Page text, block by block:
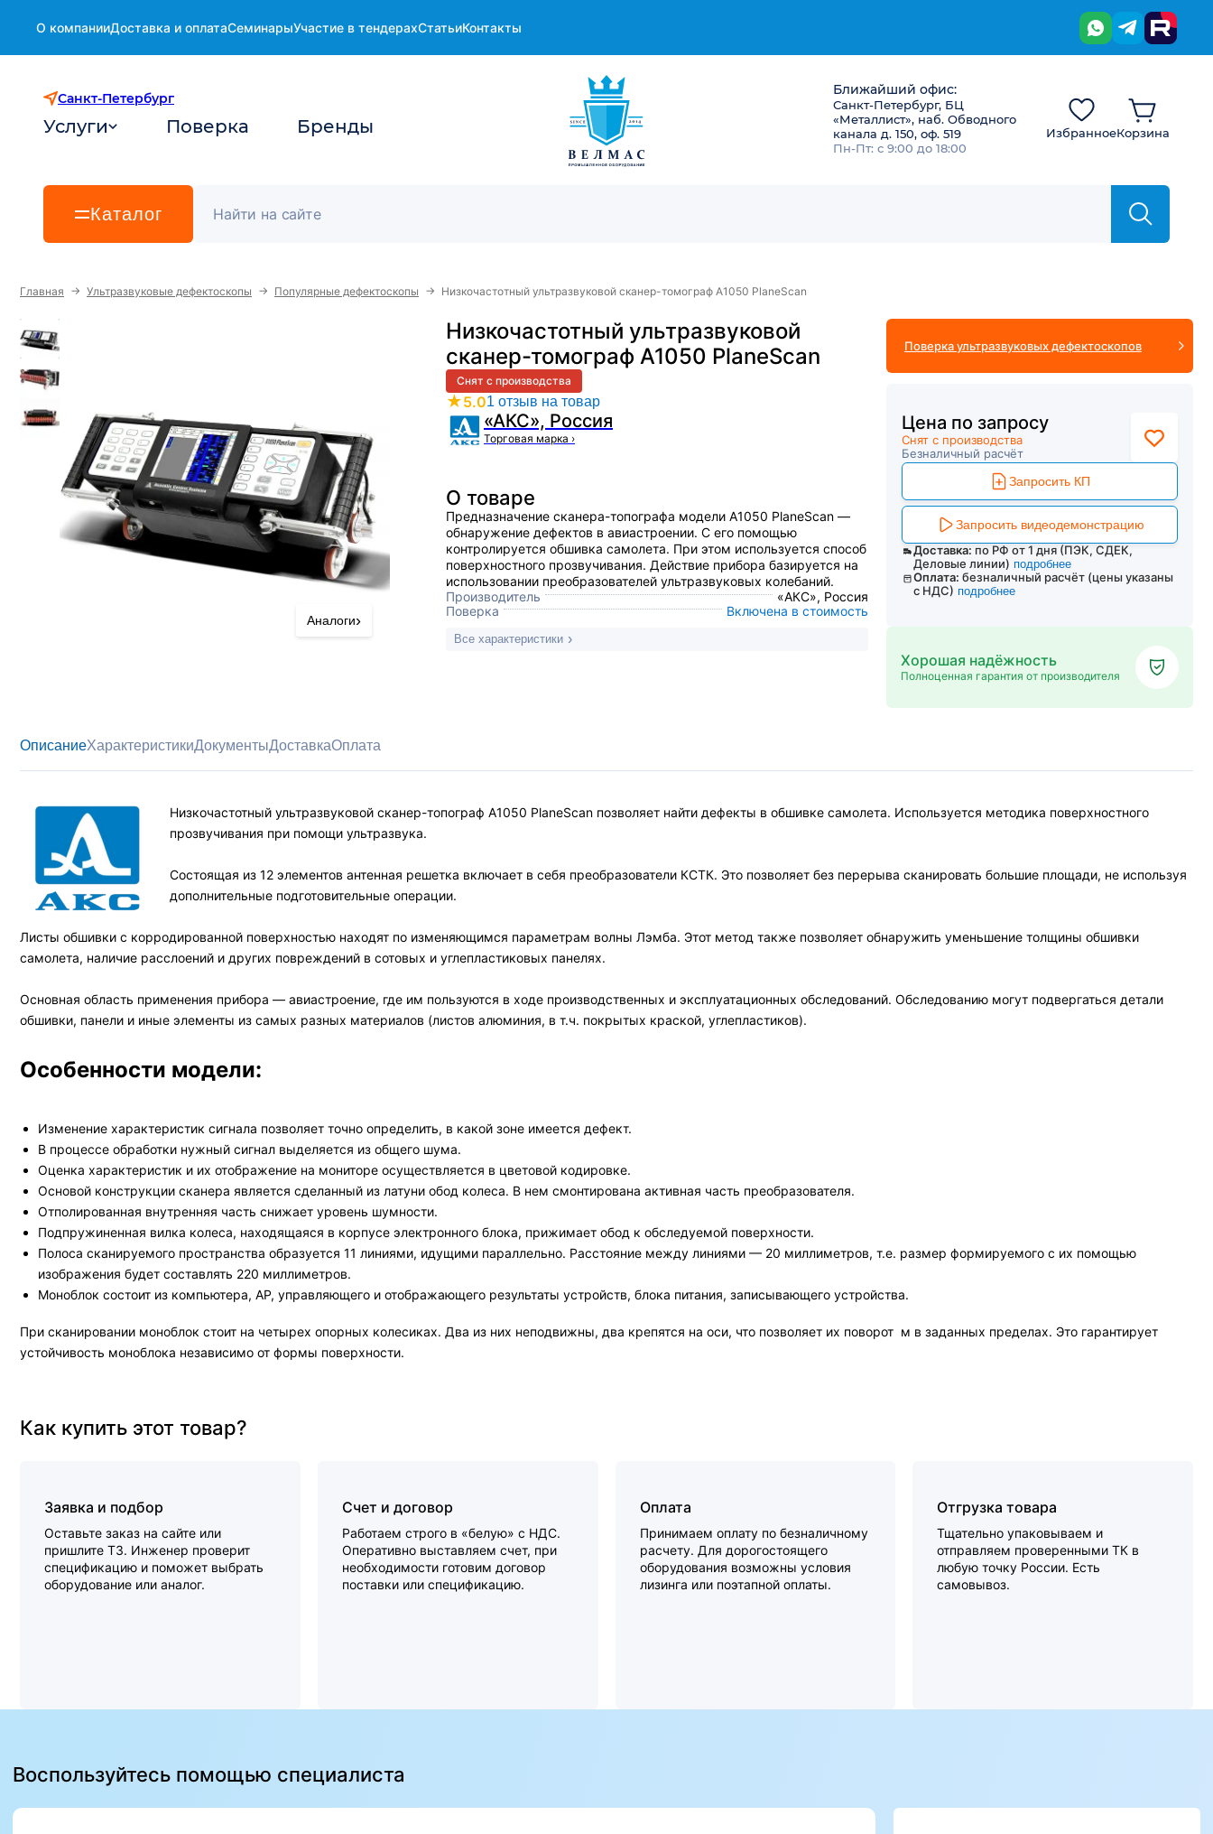
О компанииДоставка и оплатаСеминарыУчастие в тендерахСтатьиКонтакты
Санкт-Петербург
Услуги Поверка Бренды
Ближайший офис:
Санкт-Петербург, БЦ
«Металлист», наб. Обводного
канала д. 150, оф. 519
Пн-Пт: с 9:00 до 18:00
ИзбранноеКорзина
Каталог
Главная → Ультразвуковые дефектоскопы → Популярные дефектоскопы → Низкочастотный ультразвуковой сканер-томограф А1050 PlaneScan
Низкочастотный ультразвуковой
сканер-томограф А1050 PlaneScan
Снят с производства
★5.01 отзыв на товар
«АКС», Россия
Торговая марка ›
Аналоги›
О товаре
Предназначение сканера-топографа модели А1050 PlaneScan —
обнаружение дефектов в авиастроении. С его помощью
контролируется обшивка самолета. При этом используется способ
поверхностного прозвучивания. Действие прибора базируется на
использовании преобразователей ультразвуковых колебаний.
Производитель
«АКС», Россия
Поверка
Включена в стоимость
Все характеристики
Поверка ультразвуковых дефектоскопов
Цена по запросу
Снят с производства
Безналичный расчёт
Запросить КП
Запросить видеодемонстрацию
Доставка: по РФ от 1 дня (ПЭК, СДЕК,
Деловые линии) подробнее
Оплата: безналичный расчёт (цены указаны
с НДС) подробнее
Хорошая надёжность
Полноценная гарантия от производителя
ОписаниеХарактеристикиДокументыДоставкаОплата
Низкочастотный ультразвуковой сканер-топограф А1050 PlaneScan позволяет найти дефекты в обшивке самолета. Используется методика поверхностного
прозвучивания при помощи ультразвука.
Состоящая из 12 элементов антенная решетка включает в себя преобразователи КСТК. Это позволяет без перерыва сканировать большие площади, не используя
дополнительные подготовительные операции.
Листы обшивки с корродированной поверхностью находят по изменяющимся параметрам волны Лэмба. Этот метод также позволяет обнаружить уменьшение толщины обшивки
самолета, наличие расслоений и других повреждений в сотовых и углепластиковых панелях.
Основная область применения прибора — авиастроение, где им пользуются в ходе производственных и эксплуатационных обследований. Обследованию могут подвергаться детали
обшивки, панели и иные элементы из самых разных материалов (листов алюминия, в т.ч. покрытых краской, углепластиков).
Особенности модели:
Изменение характеристик сигнала позволяет точно определить, в какой зоне имеется дефект.
В процессе обработки нужный сигнал выделяется из общего шума.
Оценка характеристик и их отображение на мониторе осуществляется в цветовой кодировке.
Основой конструкции сканера является сделанный из латуни обод колеса. В нем смонтирована активная часть преобразователя.
Отполированная внутренняя часть снижает уровень шумности.
Подпружиненная вилка колеса, находящаяся в корпусе электронного блока, прижимает обод к обследуемой поверхности.
Полоса сканируемого пространства образуется 11 линиями, идущими параллельно. Расстояние между линиями — 20 миллиметров, т.е. размер формируемого с их помощью
изображения будет составлять 220 миллиметров.
Моноблок состоит из компьютера, АР, управляющего и отображающего результаты устройств, блока питания, записывающего устройства.
При сканировании моноблок стоит на четырех опорных колесиках. Два из них неподвижны, два крепятся на оси, что позволяет их поворот м в заданных пределах. Это гарантирует
устойчивость моноблока независимо от формы поверхности.
Как купить этот товар?
Заявка и подбор
Оставьте заказ на сайте или
пришлите ТЗ. Инженер проверит
спецификацию и поможет выбрать
оборудование или аналог.
Счет и договор
Работаем строго в «белую» с НДС.
Оперативно выставляем счет, при
необходимости готовим договор
поставки или спецификацию.
Оплата
Принимаем оплату по безналичному
расчету. Для дорогостоящего
оборудования возможны условия
лизинга или поэтапной оплаты.
Отгрузка товара
Тщательно упаковываем и
отправляем проверенными ТК в
любую точку России. Есть
самовывоз.
Воспользуйтесь помощью специалиста